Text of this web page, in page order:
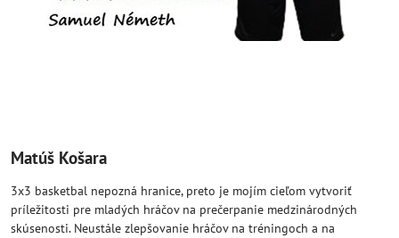
Matúš Košara
3x3 basketbal nepozná hranice, preto je mojím cieľom vytvoriť
príležitosti pre mladých hráčov na prečerpanie medzinárodných
skúsenosti. Neustále zlepšovanie hráčov na tréningoch a na